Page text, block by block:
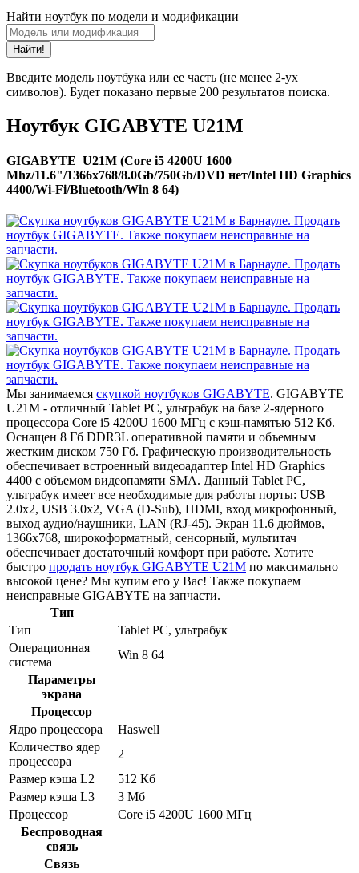
Найти ноутбук по модели и модификации
Найти!
Введите модель ноутбука или ее часть (не менее 2-ух
символов). Будет показано первые 200 результатов поиска.
Ноутбук GIGABYTE U21M
GIGABYTE U21M (Core i5 4200U 1600
Mhz/11.6"/1366x768/8.0Gb/750Gb/DVD нет/Intel HD Graphics
4400/Wi-Fi/Bluetooth/Win 8 64)
Мы занимаемся скупкой ноутбуков GIGABYTE. GIGABYTE
U21M - отличный Tablet PC, ультрабук на базе 2-ядерного
процессора Core i5 4200U 1600 МГц с кэш-памятью 512 Кб.
Оснащен 8 Гб DDR3L оперативной памяти и объемным
жестким диском 750 Гб. Графическую производительность
обеспечивает встроенный видеоадаптер Intel HD Graphics
4400 с объемом видеопамяти SMA. Данный Tablet PC,
ультрабук имеет все необходимые для работы порты: USB
2.0x2, USB 3.0x2, VGA (D-Sub), HDMI, вход микрофонный,
выход аудио/наушники, LAN (RJ-45). Экран 11.6 дюймов,
1366x768, широкоформатный, сенсорный, мультитач
обеспечивает достаточный комфорт при работе. Хотите
быстро продать ноутбук GIGABYTE U21M по максимально
высокой цене? Мы купим его у Вас! Также покупаем
неисправные GIGABYTE на запчасти.
Тип
Тип
Tablet PC, ультрабук
Операционная
система
Win 8 64
Параметры
экрана
Процессор
Ядро процессора
Haswell
Количество ядер
процессора
2
Размер кэша L2
512 Кб
Размер кэша L3
3 Мб
Процессор
Core i5 4200U 1600 МГц
Беспроводная
связь
Связь